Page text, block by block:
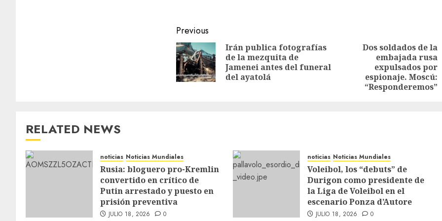
Previous
Irán publica fotografías
de la mezquita de
Jamenei antes del funeral
del ayatolá
Dos soldados de la
embajada rusa
expulsados ​​por
espionaje. Moscú:
“Responderemos”
RELATED NEWS
noticias Noticias Mundiales
Rusia: bloguero pro-Kremlin
convertido en crítico de
Putin arrestado y puesto en
prisión preventiva
JULIO 18, 2026 0
noticias Noticias Mundiales
Voleibol, los “debuts” de
Durigon como presidente de
la Liga de Voleibol en el
escenario Ponza d’Autore
JULIO 18, 2026 0